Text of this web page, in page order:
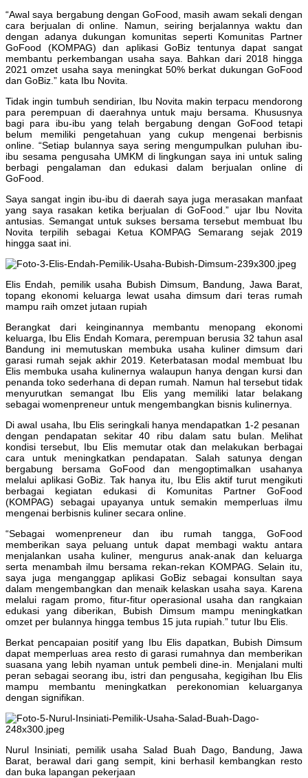
“Awal saya bergabung dengan GoFood, masih awam sekali dengan
cara berjualan di online. Namun, seiring berjalannya waktu dan
dengan adanya dukungan komunitas seperti Komunitas Partner
GoFood (KOMPAG) dan aplikasi GoBiz tentunya dapat sangat
membantu perkembangan usaha saya. Bahkan dari 2018 hingga
2021 omzet usaha saya meningkat 50% berkat dukungan GoFood
dan GoBiz.” kata Ibu Novita.
Tidak ingin tumbuh sendirian, Ibu Novita makin terpacu mendorong
para perempuan di daerahnya untuk maju bersama. Khususnya
bagi para ibu-ibu yang telah bergabung dengan GoFood tetapi
belum memiliki pengetahuan yang cukup mengenai berbisnis
online. “Setiap bulannya saya sering mengumpulkan puluhan ibu-
ibu sesama pengusaha UMKM di lingkungan saya ini untuk saling
berbagi pengalaman dan edukasi dalam berjualan online di
GoFood.
Saya sangat ingin ibu-ibu di daerah saya juga merasakan manfaat
yang saya rasakan ketika berjualan di GoFood.” ujar Ibu Novita
antusias. Semangat untuk sukses bersama tersebut membuat Ibu
Novita terpilih sebagai Ketua KOMPAG Semarang sejak 2019
hingga saat ini.
Elis Endah, pemilik usaha Bubish Dimsum, Bandung, Jawa Barat,
topang ekonomi keluarga lewat usaha dimsum dari teras rumah
mampu raih omzet jutaan rupiah
Berangkat dari keinginannya membantu menopang ekonomi
keluarga, Ibu Elis Endah Komara, perempuan berusia 32 tahun asal
Bandung ini memutuskan membuka usaha kuliner dimsum dari
garasi rumah sejak akhir 2019. Keterbatasan modal membuat Ibu
Elis membuka usaha kulinernya walaupun hanya dengan kursi dan
penanda toko sederhana di depan rumah. Namun hal tersebut tidak
menyurutkan semangat Ibu Elis yang memiliki latar belakang
sebagai womenpreneur untuk mengembangkan bisnis kulinernya.
Di awal usaha, Ibu Elis seringkali hanya mendapatkan 1-2 pesanan
dengan pendapatan sekitar 40 ribu dalam satu bulan. Melihat
kondisi tersebut, Ibu Elis memutar otak dan melakukan berbagai
cara untuk meningkatkan pendapatan. Salah satunya dengan
bergabung bersama GoFood dan mengoptimalkan usahanya
melalui aplikasi GoBiz. Tak hanya itu, Ibu Elis aktif turut mengikuti
berbagai kegiatan edukasi di Komunitas Partner GoFood
(KOMPAG) sebagai upayanya untuk semakin memperluas ilmu
mengenai berbisnis kuliner secara online.
“Sebagai womenpreneur dan ibu rumah tangga, GoFood
memberikan saya peluang untuk dapat membagi waktu antara
menjalankan usaha kuliner, mengurus anak-anak dan keluarga
serta menambah ilmu bersama rekan-rekan KOMPAG. Selain itu,
saya juga menganggap aplikasi GoBiz sebagai konsultan saya
dalam mengembangkan dan menaik kelaskan usaha saya. Karena
melalui ragam promo, fitur-fitur operasional usaha dan rangkaian
edukasi yang diberikan, Bubish Dimsum mampu meningkatkan
omzet per bulannya hingga tembus 15 juta rupiah.” tutur Ibu Elis.
Berkat pencapaian positif yang Ibu Elis dapatkan, Bubish Dimsum
dapat memperluas area resto di garasi rumahnya dan memberikan
suasana yang lebih nyaman untuk pembeli dine-in. Menjalani multi
peran sebagai seorang ibu, istri dan pengusaha, kegigihan Ibu Elis
mampu membantu meningkatkan perekonomian keluarganya
dengan signifikan.
Nurul Insiniati, pemilik usaha Salad Buah Dago, Bandung, Jawa
Barat, berawal dari gang sempit, kini berhasil kembangkan resto
dan buka lapangan pekerjaan